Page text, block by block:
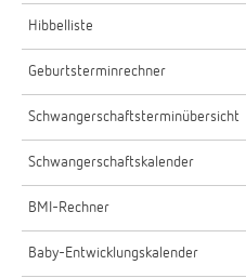
Hibbelliste
Geburtsterminrechner
Schwangerschaftsterminübersicht
Schwangerschaftskalender
BMI-Rechner
Baby-Entwicklungskalender